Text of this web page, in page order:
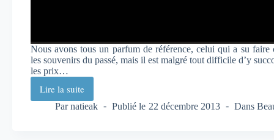
Nous avons tous un parfum de référence, celui qui a su
les souvenirs du passé, mais il est malgré tout difficile d’y
les prix…
Lire la suite
Amore
Mio
Par natieak Publié le 22 décembre 2013 Dans